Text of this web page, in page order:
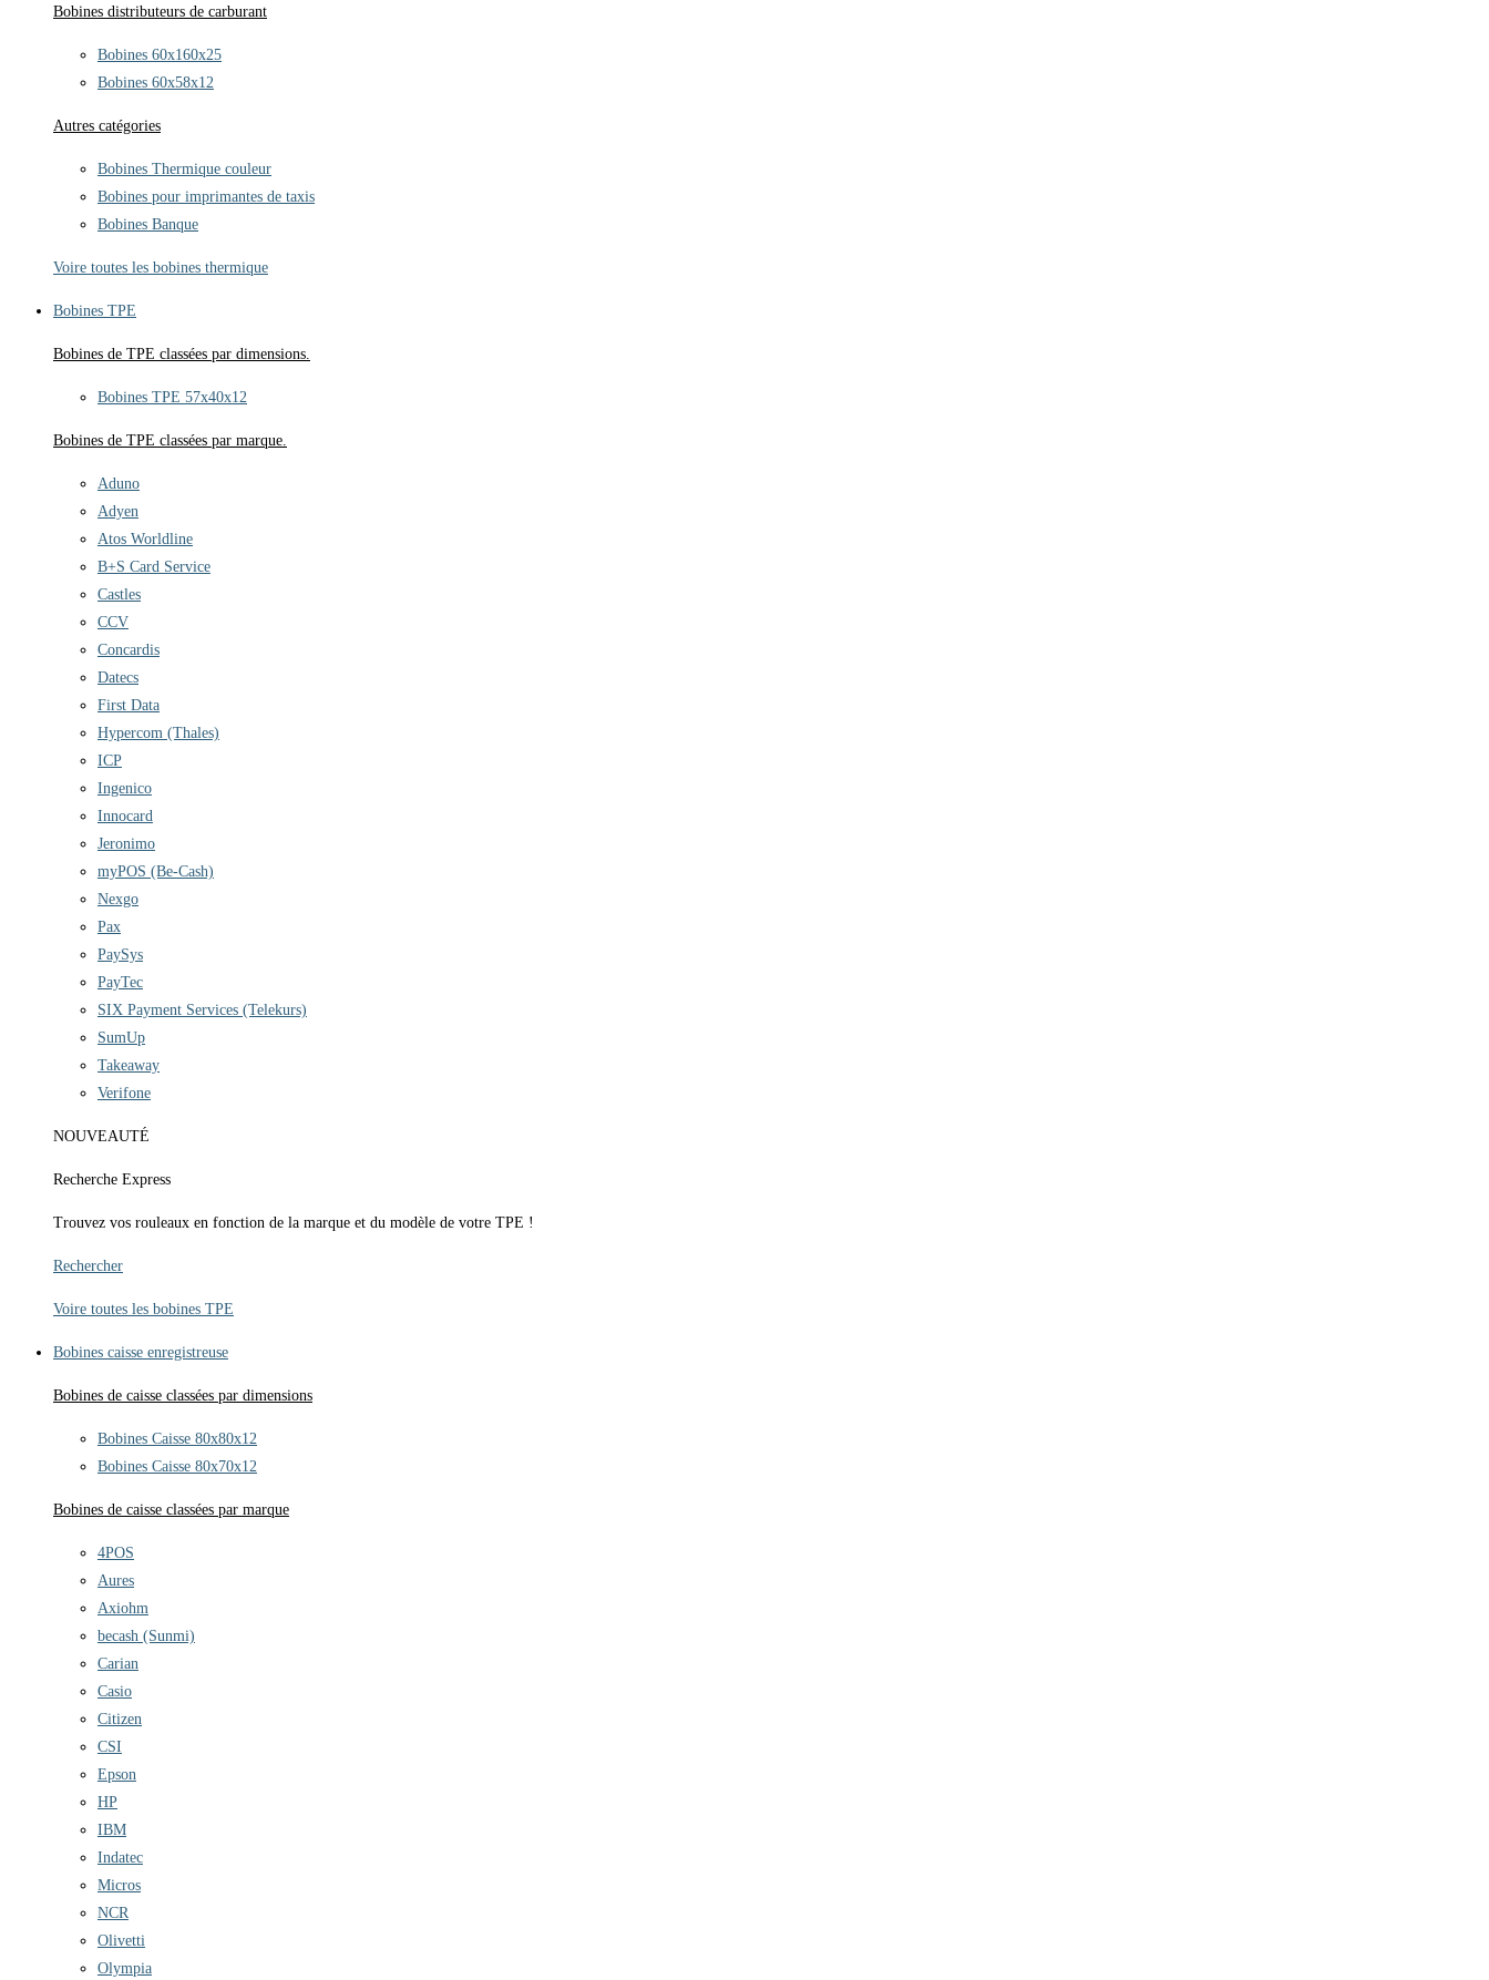
Bobines distributeurs de carburant
Bobines 60x160x25
Bobines 60x58x12
Autres catégories
Bobines Thermique couleur
Bobines pour imprimantes de taxis
Bobines Banque
Voire toutes les bobines thermique
Bobines TPE
Bobines de TPE classées par dimensions.
Bobines TPE 57x40x12
Bobines de TPE classées par marque.
Aduno
Adyen
Atos Worldline
B+S Card Service
Castles
CCV
Concardis
Datecs
First Data
Hypercom (Thales)
ICP
Ingenico
Innocard
Jeronimo
myPOS (Be-Cash)
Nexgo
Pax
PaySys
PayTec
SIX Payment Services (Telekurs)
SumUp
Takeaway
Verifone
NOUVEAUTÉ
Recherche Express
Trouvez vos rouleaux en fonction de la marque et du modèle de votre TPE !
Rechercher
Voire toutes les bobines TPE
Bobines caisse enregistreuse
Bobines de caisse classées par dimensions
Bobines Caisse 80x80x12
Bobines Caisse 80x70x12
Bobines de caisse classées par marque
4POS
Aures
Axiohm
becash (Sunmi)
Carian
Casio
Citizen
CSI
Epson
HP
IBM
Indatec
Micros
NCR
Olivetti
Olympia